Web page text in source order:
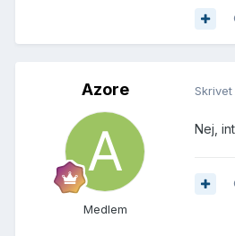
Azore
Medlem
Skrivet
Nej,